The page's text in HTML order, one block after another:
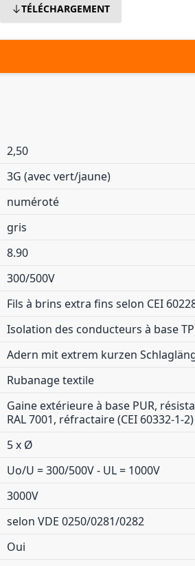
TÉLÉCHARGEMENT
2,50
3G (avec vert/jaune)
numéroté
gris
8.90
300/500V
Fils à brins extra fins selon CEI
Isolation des conducteurs à base
Adern mit extrem kurzen
Rubanage textile
Gaine extérieure à base PUR,
RAL 7001, réfractaire (CEI 60332-1-2)
5 x Ø
Uo/U = 300/500V - UL = 1000V
3000V
selon VDE 0250/0281/0282
Oui